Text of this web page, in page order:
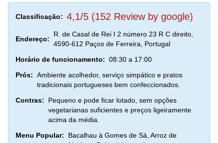
Classificação: 4,1/5 (152 Review by google)
Endereço:
R. de Casal de Rei I 2 número 23 R C direito,
4590-612 Paços de Ferreira, Portugal
Horário de funcionamento: 08:30 a 17:00
Prós: Ambiente acolhedor, serviço simpático e pratos
tradicionais portugueses bem confeccionados.
Contras:
Pequeno e pode ficar lotado, sem opções
vegetarianas suficientes e preços ligeiramente
acima da média.
Menu Popular:
Bacalhau à Gomes de Sá, Arroz de